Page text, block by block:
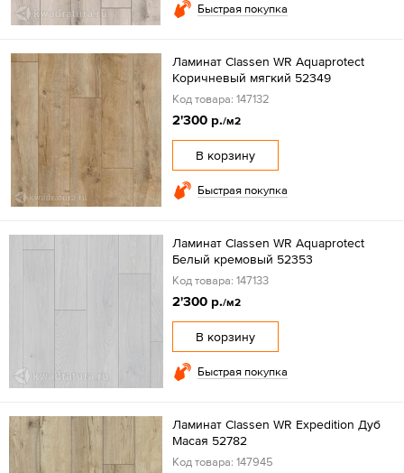
Быстрая покупка
Ламинат Classen WR Aquaprotect
Коричневый мягкий 52349
Код товара: 147132
2'300 р./м2
В корзину
Быстрая покупка
Ламинат Classen WR Aquaprotect
Белый кремовый 52353
Код товара: 147133
2'300 р./м2
В корзину
Быстрая покупка
Ламинат Classen WR Expedition Дуб
Масая 52782
Код товара: 147945